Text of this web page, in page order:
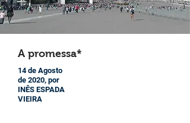
A promessa*
14 de Agosto
de 2020, por
INÊS ESPADA
VIEIRA